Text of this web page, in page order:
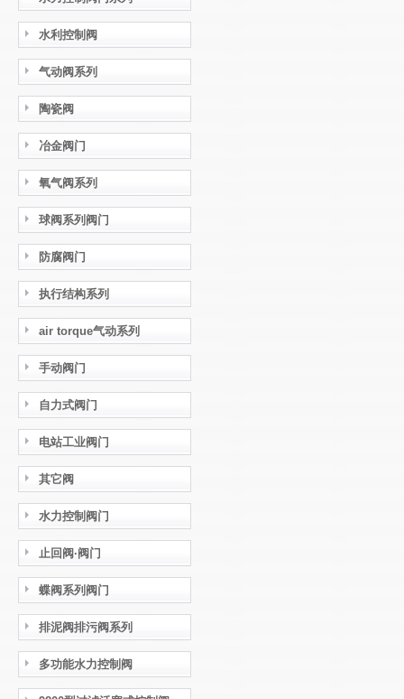
水利控制阀
气动阀系列
陶瓷阀
冶金阀门
氧气阀系列
球阀系列阀门
防腐阀门
执行结构系列
air torque气动系列
手动阀门
自力式阀门
电站工业阀门
其它阀
水力控制阀门
止回阀·阀门
蝶阀系列阀门
排泥阀排污阀系列
多功能水力控制阀